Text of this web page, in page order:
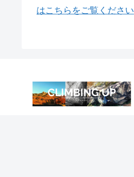
はこちらをご覧ください